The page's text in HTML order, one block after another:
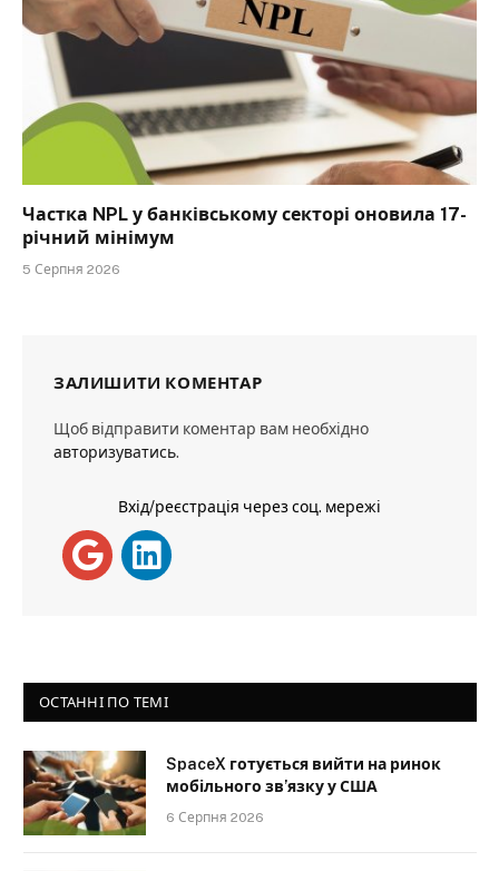
Частка NPL у банківському секторі оновила 17-
річний мінімум
5 Серпня 2026
ЗАЛИШИТИ КОМЕНТАР
Щоб відправити коментар вам необхідно
авторизуватись.
Вхід/реєстрація через соц. мережі
ОСТАННІ ПО ТЕМІ
SpaceX готується вийти на ринок
мобільного зв’язку у США
6 Серпня 2026